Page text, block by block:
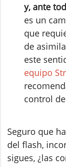
y, ante
es un
que
de
este
equipo
control
Seguro que
del flash,
sigues, ¿las